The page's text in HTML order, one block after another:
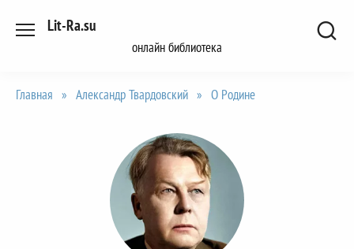
Lit-Ra.su
онлайн библиотека
Главная » Александр Твардовский » О Родине